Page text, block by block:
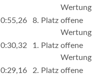
Wertung
0:55,26 8. Platz offene
Wertung
0:30,32 1. Platz offene
Wertung
0:29,16 2. Platz offene